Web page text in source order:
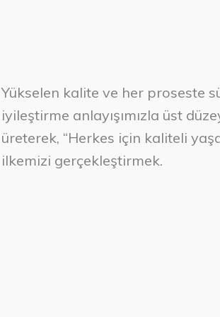
Yükselen kalite ve her proseste
iyileştirme anlayışımızla üst
üreterek, “Herkes için kaliteli
ilkemizi gerçekleştirmek.